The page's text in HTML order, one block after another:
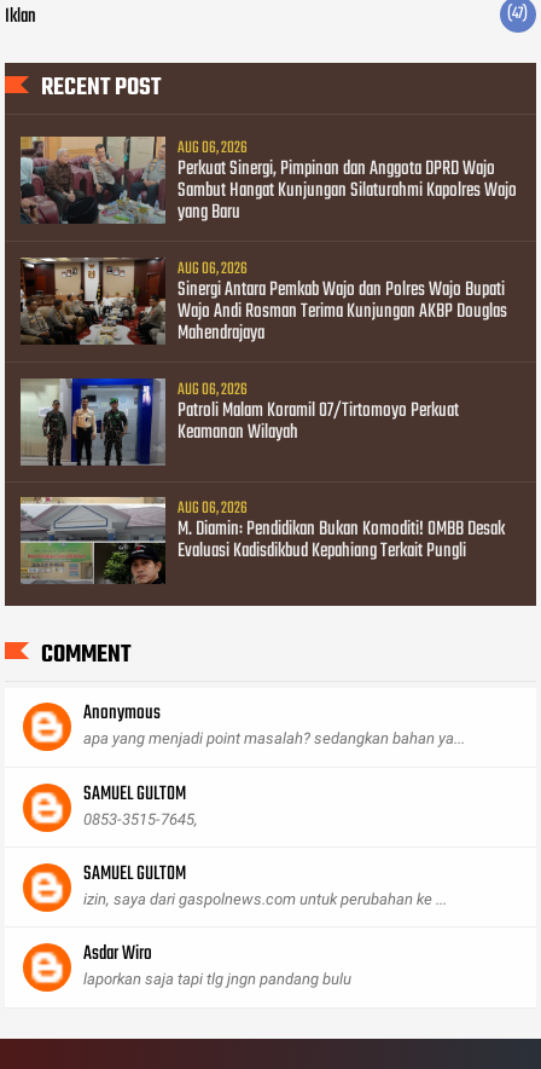
Iklan (47)
RECENT POST
AUG 06, 2026
Perkuat Sinergi, Pimpinan dan Anggota DPRD Wajo
Sambut Hangat Kunjungan Silaturahmi Kapolres Wajo
yang Baru
AUG 06, 2026
Sinergi Antara Pemkab Wajo dan Polres Wajo Bupati
Wajo Andi Rosman Terima Kunjungan AKBP Douglas
Mahendrajaya
AUG 06, 2026
Patroli Malam Koramil 07/Tirtomoyo Perkuat
Keamanan Wilayah
AUG 06, 2026
M. Diamin: Pendidikan Bukan Komoditi! OMBB Desak
Evaluasi Kadisdikbud Kepahiang Terkait Pungli
COMMENT
Anonymous
apa yang menjadi point masalah? sedangkan bahan ya...
SAMUEL GULTOM
0853-3515-7645,
SAMUEL GULTOM
izin, saya dari gaspolnews.com untuk perubahan ke ...
Asdar Wiro
laporkan saja tapi tlg jngn pandang bulu